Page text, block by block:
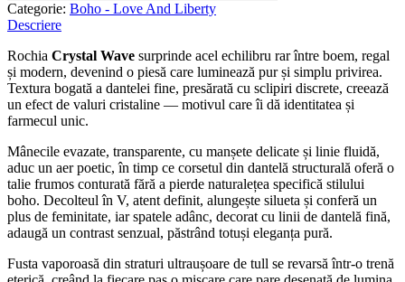
Categorie: Boho - Love And Liberty
Descriere
Rochia Crystal Wave surprinde acel echilibru rar între boem, regal
și modern, devenind o piesă care luminează pur și simplu privirea.
Textura bogată a dantelei fine, presărată cu sclipiri discrete, creează
un efect de valuri cristaline — motivul care îi dă identitatea și
farmecul unic.
Mânecile evazate, transparente, cu manșete delicate și linie fluidă,
aduc un aer poetic, în timp ce corsetul din dantelă structurală oferă o
talie frumos conturată fără a pierde naturalețea specifică stilului
boho. Decolteul în V, atent definit, alungește silueta și conferă un
plus de feminitate, iar spatele adânc, decorat cu linii de dantelă fină,
adaugă un contrast senzual, păstrând totuși eleganța pură.
Fusta vaporoasă din straturi ultraușoare de tull se revarsă într-o trenă